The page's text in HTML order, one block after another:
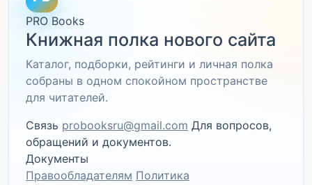
PRO Books
Книжная полка нового сайта
Каталог, подборки, рейтинги и личная полка
собраны в одном спокойном пространстве
для читателей.
Связь probooksru@gmail.com Для вопросов,
обращений и документов.
Документы
Правообладателям Политика